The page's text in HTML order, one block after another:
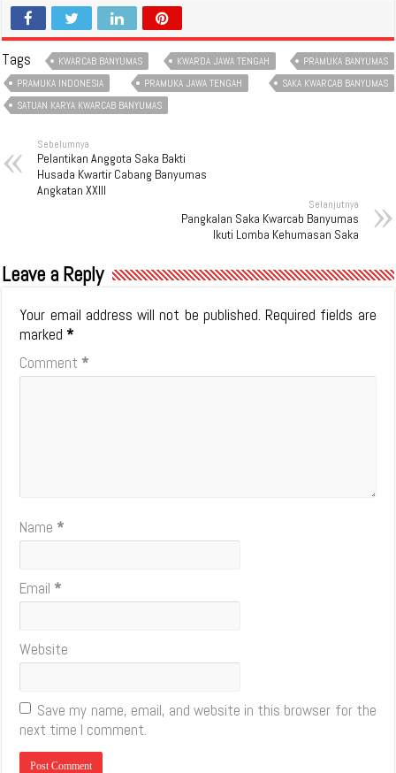
Tags KWARCAB BANYUMAS KWARDA JAWA TENGAH
PRAMUKA BANYUMAS
PRAMUKA INDONESIA
PRAMUKA JAWA TENGAH
SAKA KWARCAB BANYUMAS
SATUAN KARYA KWARCAB BANYUMAS
Sebelumnya
Pelantikan Anggota Saka Bakti
Husada Kwartir Cabang Banyumas
Angkatan XXIII
Selanjutnya
Pangkalan Saka Kwarcab Banyumas
Ikuti Lomba Kehumasan Saka
Leave a Reply
Your email address will not be published. Required fields are
marked*
Comment *
Name *
Email *
Website
Save my name, email, and website in this browser for the
next time I comment.